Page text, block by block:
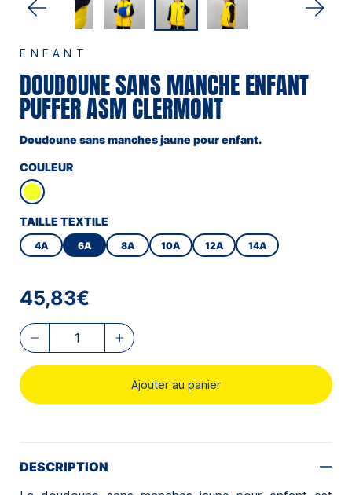
ENFANT
DOUDOUNE SANS MANCHE ENFANT
PUFFER ASM CLERMONT
Doudoune sans manches jaune pour enfant.
COULEUR
TAILLE TEXTILE
4A 6A 8A 10A 12A 14A
45,83€
Ajouter au panier
DESCRIPTION